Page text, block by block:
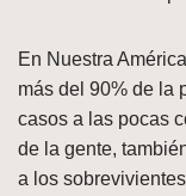
En Nuestra
más del 90% de la
casos a las pocas
de la gente,
a los